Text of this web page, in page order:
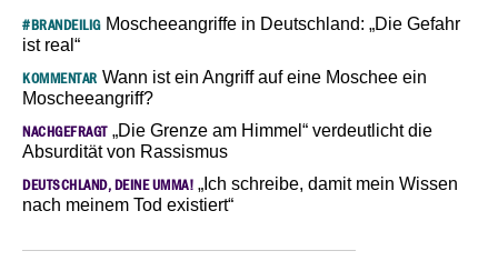
#BRANDEILIGMoscheeangriffe in Deutschland: „Die Gefahr
ist real“
KOMMENTAR Wann ist ein Angriff auf eine Moschee ein
Moscheeangriff?
NACHGEFRAGT„Die Grenze am Himmel“ verdeutlicht die
Absurdität von Rassismus
DEUTSCHLAND, DEINE UMMA! „Ich schreibe, damit mein Wissen
nach meinem Tod existiert“